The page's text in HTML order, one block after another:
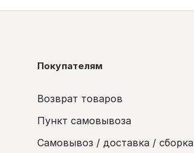
Покупателям
Возврат товаров
Пункт самовывоза
Самовывоз / доставка / сборка